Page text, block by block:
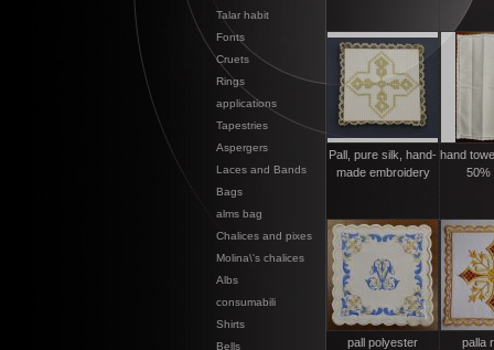
Talar habit
Fonts
Cruets
Rings
applications
Tapestries
Aspergers
Laces and Bands
Bags
alms bag
Chalices and pixes
Molina\'s chalices
Albs
consumabili
Shirts
Bells
Pall, pure silk, hand-
made embroidery
hand
50%
pall polyester
palla